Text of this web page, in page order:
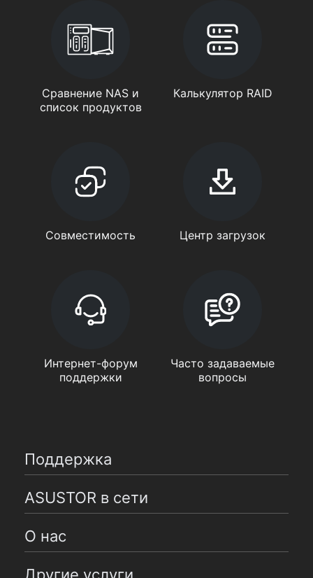
Сравнение NAS и
список продуктов
Калькулятор RAID
Совместимость Центр загрузок
Интернет-форум
поддержки
Часто задаваемые
вопросы
Поддержка
ASUSTOR в сети
О нас
Другие услуги